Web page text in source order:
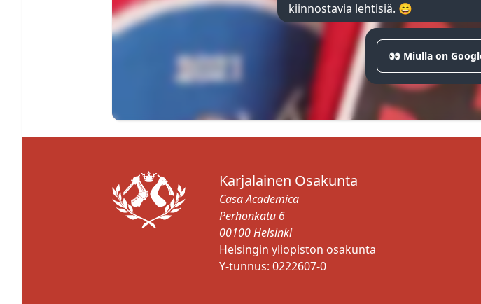
POHJOIS-
Terve! 👋 Minut
lähestyä minua
minut löytää
Tykkään jutella
löydät
ilmaiseksi
kiinnostavia lehtisiä. 😄
👀 Miulla on
Karjalainen Osakunta
Casa Academica
Perhonkatu 6
00100 Helsinki
Helsingin yliopiston osakunta
Y-tunnus: 0222607-0